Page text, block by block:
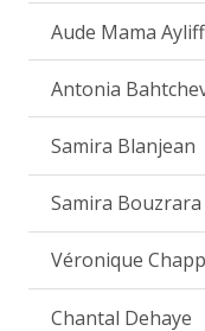
Aude Mama
Antonia
Samira Blanjean
Samira Bouzrara
Véronique
Chantal Dehaye